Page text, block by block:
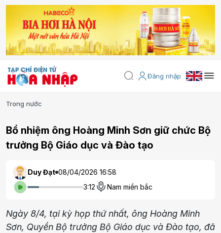
Đăng nhập
Trong nước
Bổ nhiệm ông Hoàng Minh Sơn giữ chức Bộ
trưởng Bộ Giáo dục và Đào tạo
Duy Đạt 08/04/2026 16:58
3:12
Nam miền bắc
Ngày 8/4, tại kỳ họp thứ nhất, ông Hoàng Minh
Sơn, Quyền Bộ trưởng Bộ Giáo dục và Đào tạo, đã